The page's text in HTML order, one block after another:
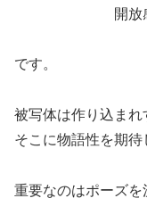
開放
です。
被写体は作り込ま
そこに物語性を期待
重要なのはポーズを